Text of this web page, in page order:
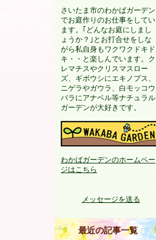
さいたま市のわかばガーデン
でお庭作りのお仕事をしてい
ます。｢どんなお庭にしまし
ょうか？｣とお打合せをしな
がら私自身もワクワクドキド
キ・・と楽しんでいます。ク
レマチスやクリスマスロー
ズ、ギボウシにエキノプス、
ニゲラやガウラ、白モッコウ
バラにアナベル等ナチュラル
ガーデンが大好きです。
わかばガーデンのホームペー
ジはこちら
メッセージを送る
最近の記事一覧